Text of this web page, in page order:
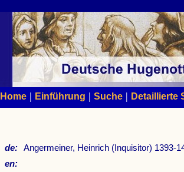
Home| Einführung | Suche| Detaillierte
de: Angermeiner, Heinrich (Inquisitor) 1393-
en: